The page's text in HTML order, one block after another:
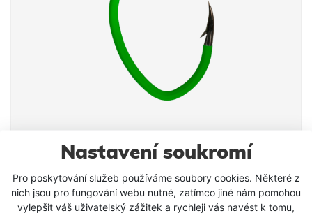
Nastavení soukromí
Pro poskytování služeb používáme soubory cookies. Některé z
nich jsou pro fungování webu nutné, zatímco jiné nám pomohou
vylepšit váš uživatelský zážitek a rychleji vás navést k tomu,
MadCat háček A-Static Classic 6/0 5 ks
Populární sumcové háčky klasického tvaru,
vyrobené z vysoce kvalitní japonské oceli.
Antistatické, pogumované pro minimalizaci
elektrického pole, které plaší sumce. A-Static